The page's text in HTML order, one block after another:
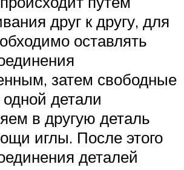
друг к другу, для
оставлять
затем свободные
одной детали
в другую деталь
иглы. После этого
деталей